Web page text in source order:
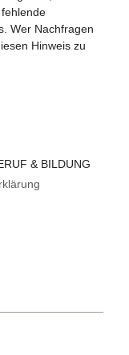
Wer Nachfragen
Hinweis zu
& BILDUNG